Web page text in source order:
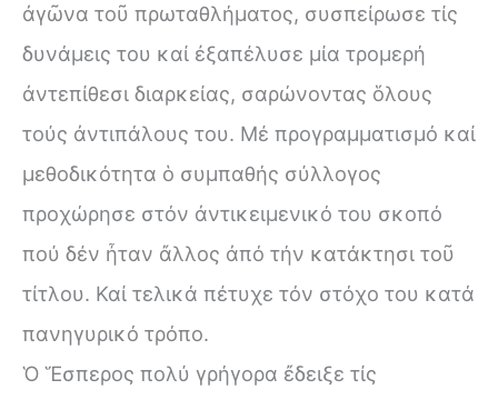
ἀγῶνα τοῦ πρωταθλήματος, συσπείρωσε τίς
δυνάμεις του καί ἐξαπέλυσε μία τρομερή
ἀντεπίθεσι διαρκείας, σαρώνοντας ὅλους
τούς ἀντιπάλους του. Μέ προγραμματισμό καί
μεθοδικότητα ὁ συμπαθής σύλλογος
προχώρησε στόν ἀντικειμενικό του σκοπό
πού δέν ἦταν ἄλλος ἀπό τήν κατάκτησι τοῦ
τίτλου. Καί τελικά πέτυχε τόν στόχο του κατά
πανηγυρικό τρόπο.
Ὁ Ἕσπερος πολύ γρήγορα ἔδειξε τίς